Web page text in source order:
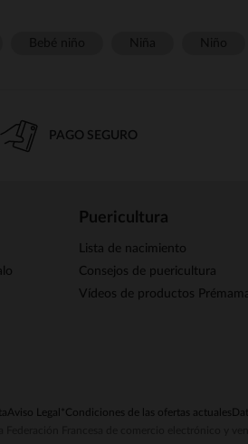
PAGO SEGURO
Puericultura
Lista de nacimiento
Consejos de puericultura
Vídeos de productos
Aviso Legal *Condiciones de las ofertas actuales